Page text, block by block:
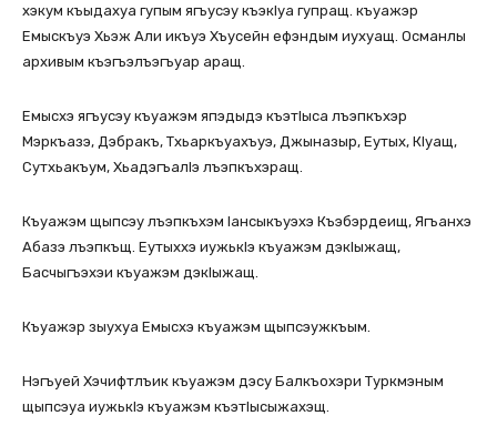
хэкум къыдахуа гупым ягъусэу къэкlуа гупращ. къуажэр
Емыскъуэ Хьэж Али икъуэ Хъусейн ефэндым иухуащ. Османлы
архивым къэгъэлъэгъуар аращ.
Емысхэ ягъусэу къуажэм япэдыдэ къэтlыса лъэпкъхэр
Мэркъазэ, Дэбракъ, Тхьаркъуахъуэ, Джыназыр, Еутых, Кlуащ,
Сутхьакъум, Хьадэгъалlэ лъэпкъхэращ.
Къуажэм щыпсэу лъэпкъхэм lансыкъуэхэ Къэбэрдеищ, Ягъанхэ
Абазэ лъэпкъщ. Еутыххэ иужькlэ къуажэм дэкlыжащ,
Басчыгъэхэи къуажэм дэкlыжащ.
Къуажэр зыухуа Емысхэ къуажэм щыпсэужкъым.
Нэгъуей Хэчифтлъик къуажэм дэсу Балкъохэри Туркмэным
щыпсэуа иужькlэ къуажэм къэтlысыжахэщ.